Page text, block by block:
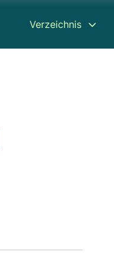
Verzeichnis